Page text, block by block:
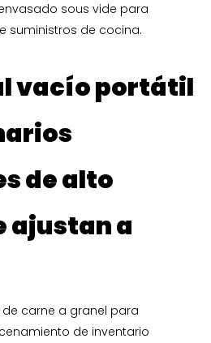
sous vide para
suministros de cocina.
vacío portátil
de alto
ajustan a
carne a granel para
de inventario